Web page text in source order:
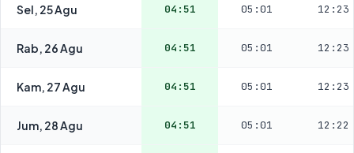
Sel, 25 Agu 04:51 05:01 12:23
Rab, 26 Agu 04:51 05:01 12:23
Kam, 27 Agu 04:51 05:01 12:23
Jum, 28 Agu 04:51 05:01 12:22